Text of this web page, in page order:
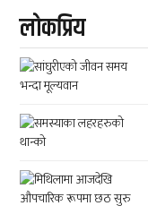
लाेकप्रिय